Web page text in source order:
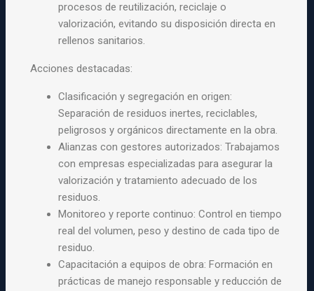
procesos de reutilización, reciclaje o
valorización, evitando su disposición directa en
rellenos sanitarios.
Acciones destacadas:
Clasificación y segregación en origen:
Separación de residuos inertes, reciclables,
peligrosos y orgánicos directamente en la obra.
Alianzas con gestores autorizados: Trabajamos
con empresas especializadas para asegurar la
valorización y tratamiento adecuado de los
residuos.
Monitoreo y reporte continuo: Control en tiempo
real del volumen, peso y destino de cada tipo de
residuo.
Capacitación a equipos de obra: Formación en
prácticas de manejo responsable y reducción de